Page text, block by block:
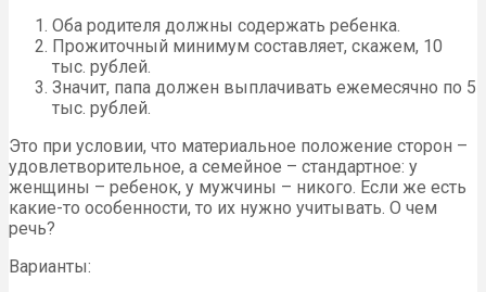
Оба родителя должны содержать ребенка.
Прожиточный минимум составляет, скажем, 10
тыс. рублей.
Значит, папа должен выплачивать ежемесячно по 5
тыс. рублей.
Это при условии, что материальное положение сторон –
удовлетворительное, а семейное – стандартное: у
женщины – ребенок, у мужчины – никого. Если же есть
какие-то особенности, то их нужно учитывать. О чем
речь?
Варианты: